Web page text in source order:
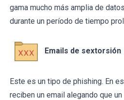
gama mucho más amplia de
durante un período de tiempo
Emails de sextorsión
Este es un tipo de phishing. En
reciben un email alegando que